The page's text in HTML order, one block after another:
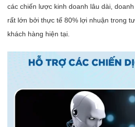
các chiến lược kinh doanh lâu dài,
rất lớn bởi thực tế 80% lợi nhuận trong
khách hàng hiện tại.